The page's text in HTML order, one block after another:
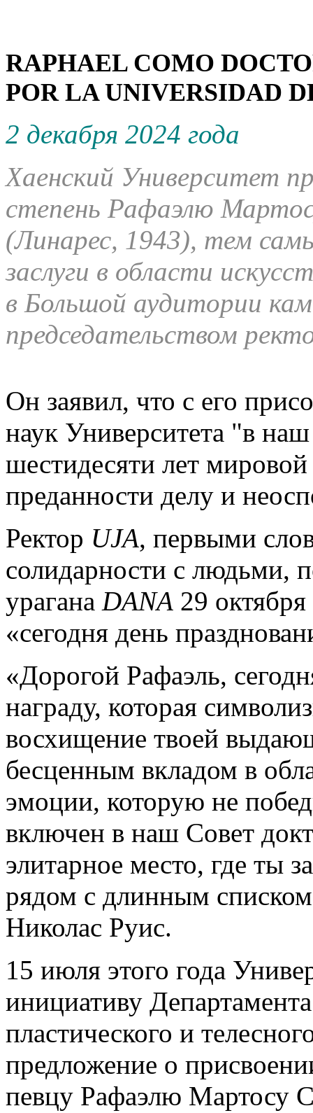
RAPHAEL COMO
POR LA UNIVERSIDAD
2 декабря 2024 года
Хаенский Университет
степень Рафаэлю
(Линарес, 1943), тем
заслуги в области
в Большой аудитории
председательством
Он заявил, что с его
наук Университета "в
шестидесяти лет
преданности делу и
Ректор UJA, первыми
солидарности с людьми,
урагана DANA 29 октября
«сегодня день
«Дорогой Рафаэль,
награду, которая
восхищение твоей
бесценным вкладом в
эмоции, которую не
включен в наш Совет
элитарное место, где ты
рядом с длинным списком
Николас Руис.
15 июля этого года
инициативу
пластического и
предложение о
певцу Рафаэлю Мартосу